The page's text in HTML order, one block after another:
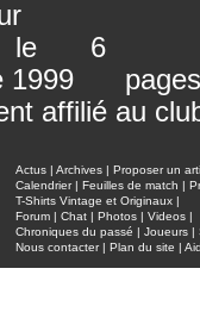
affilié au
Actus | Archives | Proposer un
Calendrier| Feuilles de match |
T-Shirts Vintage et Originaux |
Forum | Chat | Photos | Videos |
Chroniques du passé | Joueurs |
Nous contacter| Plan du site |